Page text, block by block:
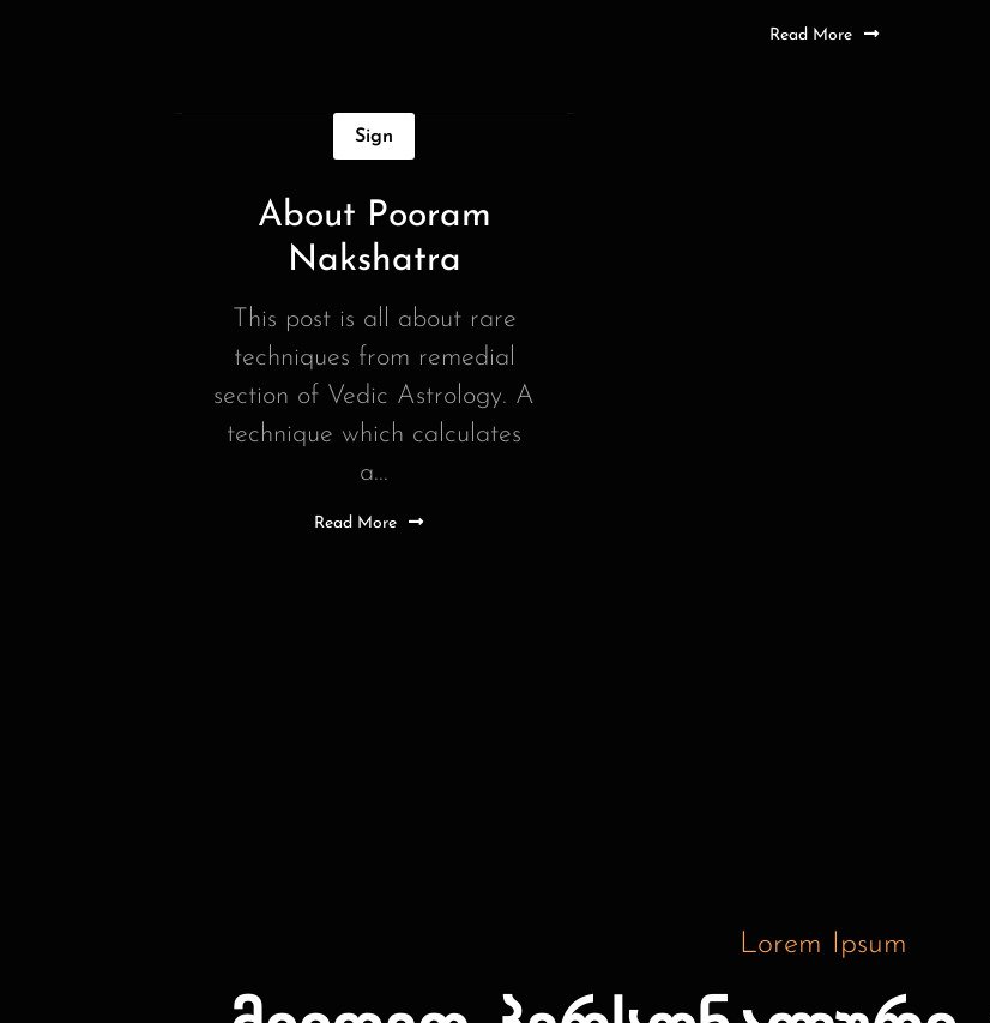
Read More
Sign
About Pooram
Nakshatra
This post is all about rare
techniques from remedial
section of Vedic Astrology. A
technique which calculates
a...
Read More
Lorem Ipsum